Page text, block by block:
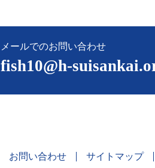
メールでのお問い合わせ
fish10@h-
お問い合わせ サイトマップ